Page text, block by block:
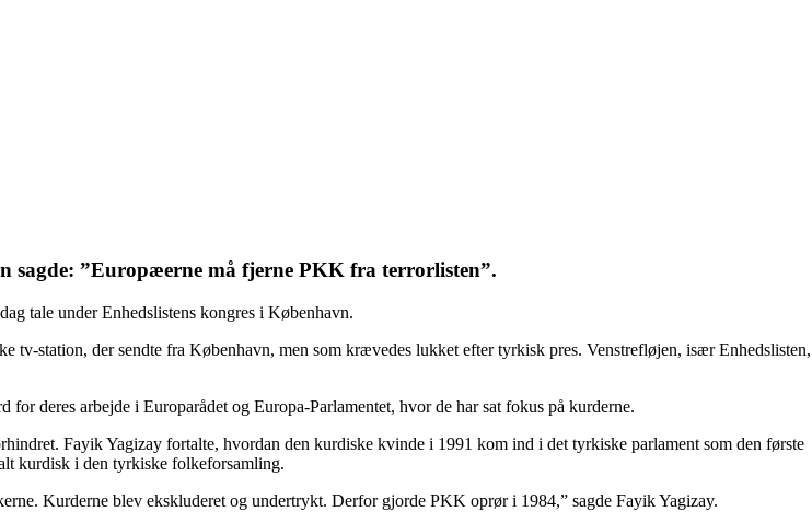
sagde: ”Europæerne må fjerne PKK fra terrorlisten”.
tale under Enhedslistens kongres i København.
station, der sendte fra København, men som krævedes lukket efter tyrkisk pres. Venstrefløjen, især Enhedslisten,
deres arbejde i Europarådet og Europa-Parlamentet, hvor de har sat fokus på kurderne.
Fayik Yagizay fortalte, hvordan den kurdiske kvinde i 1991 kom ind i det tyrkiske parlament som den første
kurdisk i den tyrkiske folkeforsamling.
Kurderne blev ekskluderet og undertrykt. Derfor gjorde PKK oprør i 1984,” sagde Fayik Yagizay.